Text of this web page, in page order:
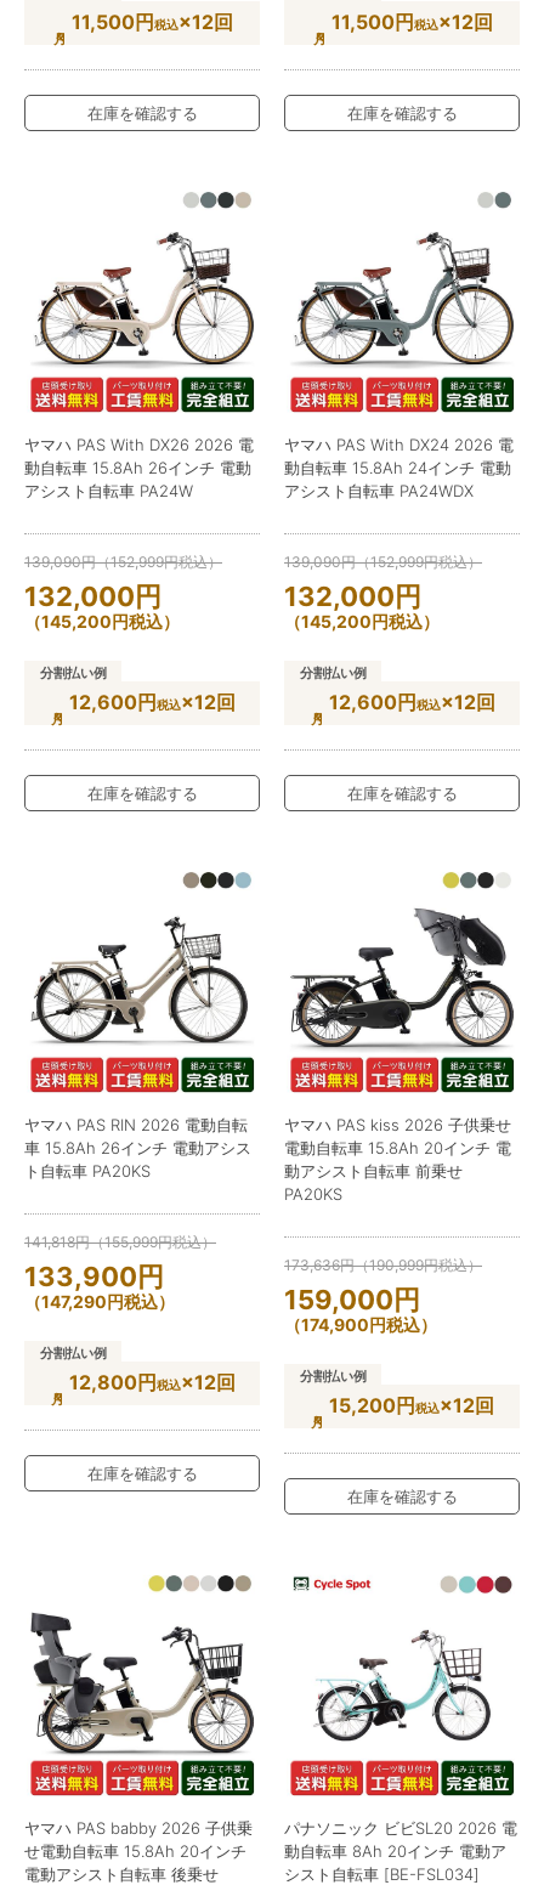
11,500円税込×12回
在庫を確認する
11,500円税込×12回
在庫を確認する
ヤマハ PAS With DX26 2026 電
動自転車 15.8Ah 26インチ 電動
アシスト自転車 PA24W
139,090円（152,999円税込）
132,000円
（145,200円税込）
分割払い例
12,600円税込×12回
在庫を確認する
ヤマハ PAS With DX24 2026 電
動自転車 15.8Ah 24インチ 電動
アシスト自転車 PA24WDX
139,090円（152,999円税込）
132,000円
（145,200円税込）
分割払い例
12,600円税込×12回
在庫を確認する
ヤマハ PAS RIN 2026 電動自転
車 15.8Ah 26インチ 電動アシス
ト自転車 PA20KS
141,818円（155,999円税込）
133,900円
（147,290円税込）
分割払い例
12,800円税込×12回
在庫を確認する
ヤマハ PAS kiss 2026 子供乗せ
電動自転車 15.8Ah 20インチ 電
動アシスト自転車 前乗せ
PA20KS
173,636円（190,999円税込）
159,000円
（174,900円税込）
分割払い例
15,200円税込×12回
在庫を確認する
ヤマハ PAS babby 2026 子供乗
せ電動自転車 15.8Ah 20インチ
電動アシスト自転車 後乗せ
パナソニック ビビSL20 2026 電
動自転車 8Ah 20インチ 電動ア
シスト自転車 [BE-FSL034]